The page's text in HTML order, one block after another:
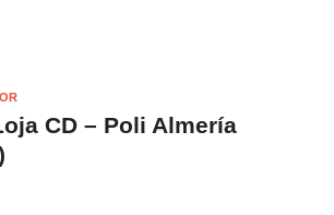
CD – Poli Almería